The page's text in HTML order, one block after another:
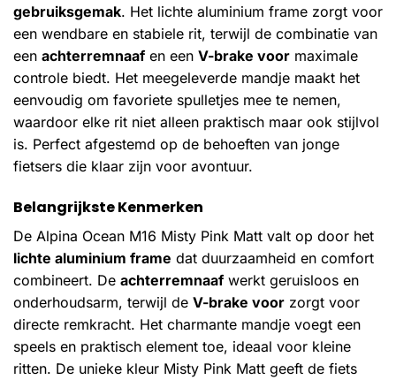
gebruiksgemak. Het lichte aluminium frame zorgt voor
een wendbare en stabiele rit, terwijl de combinatie van
een achterremnaafen een V-brake voor maximale
controle biedt. Het meegeleverde mandje maakt het
eenvoudig om favoriete spulletjes mee te nemen,
waardoor elke rit niet alleen praktisch maar ook stijlvol
is. Perfect afgestemd op de behoeften van jonge
fietsers die klaar zijn voor avontuur.
Belangrijkste Kenmerken
De Alpina Ocean M16 Misty Pink Matt valt op door het
lichte aluminium frame dat duurzaamheid en comfort
combineert. De achterremnaafwerkt geruisloos en
onderhoudsarm, terwijl de V-brake voor zorgt voor
directe remkracht. Het charmante mandje voegt een
speels en praktisch element toe, ideaal voor kleine
ritten. De unieke kleur Misty Pink Matt geeft de fiets